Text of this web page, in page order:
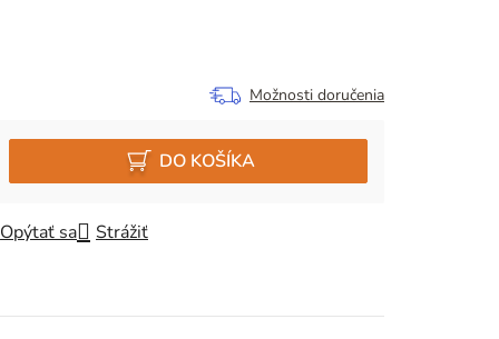
Možnosti doručenia
DO KOŠÍKA
Opýtať sa Strážiť